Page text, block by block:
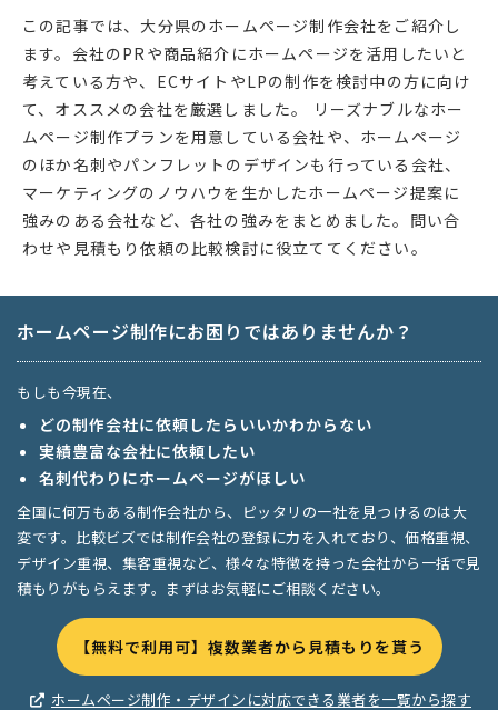
この記事では、大分県のホームページ制作会社をご紹介し
ます。会社のPRや商品紹介にホームページを活用したいと
考えている方や、ECサイトやLPの制作を検討中の方に向け
て、オススメの会社を厳選しました。 リーズナブルなホー
ムページ制作プランを用意している会社や、ホームページ
のほか名刺やパンフレットのデザインも行っている会社、
マーケティングのノウハウを生かしたホームページ提案に
強みのある会社など、各社の強みをまとめました。問い合
わせや見積もり依頼の比較検討に役立ててください。
ホームページ制作にお困りではありませんか？
もしも今現在、
どの制作会社に依頼したらいいかわからない
実績豊富な会社に依頼したい
名刺代わりにホームページがほしい
全国に何万もある制作会社から、ピッタリの一社を見つけるのは大
変です。比較ビズでは制作会社の登録に力を入れており、価格重視、
デザイン重視、集客重視など、様々な特徴を持った会社から一括で見
積もりがもらえます。まずはお気軽にご相談ください。
【無料で利用可】複数業者から見積もりを貰う
ホームページ制作・デザインに対応できる業者を一覧から探す